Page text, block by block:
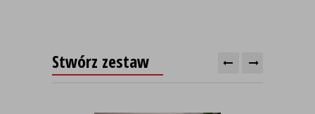
Stwórz zestaw